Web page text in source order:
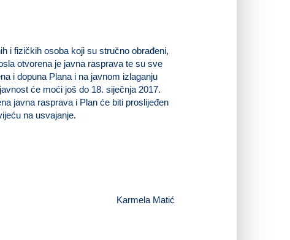
i fizičkih osoba koji su stručno obrađeni,
otvorena je javna rasprava te su sve
i dopuna Plana i na javnom izlaganju
će moći još do 18. siječnja 2017.
javna rasprava i Plan će biti proslijeđen
na usvajanje.
Karmela Matić